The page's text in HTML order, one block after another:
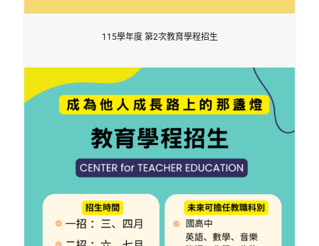
115學年度 第2次教育學程招生